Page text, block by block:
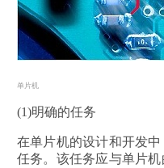
单片机
(1)明确的任务
在单片机的设计和开发
任务。该任务应与单片